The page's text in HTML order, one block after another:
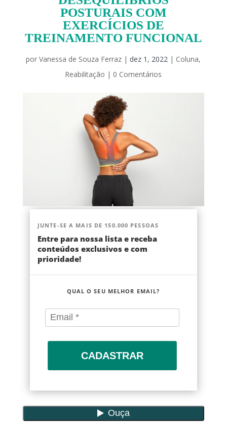
POSTURAIS COM
EXERCÍCIOS DE
TREINAMENTO FUNCIONAL
porVanessa de Souza Ferraz | dez 1, 2022 | Coluna,
Reabilitação | 0 Comentários
JUNTE-SE A MAIS DE 150.000 PESSOAS
Entre para nossa lista e receba
conteúdos exclusivos e com
prioridade!
QUAL O SEU MELHOR EMAIL?
CADASTRAR